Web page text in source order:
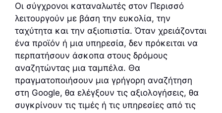
Οι σύγχρονοι καταναλωτές στον Περισσό
λειτουργούν με βάση την ευκολία, την
ταχύτητα και την αξιοπιστία. Όταν χρειάζονται
ένα προϊόν ή μια υπηρεσία, δεν πρόκειται να
περπατήσουν άσκοπα στους δρόμους
αναζητώντας μια ταμπέλα. Θα
πραγματοποιήσουν μια γρήγορη αναζήτηση
στη Google, θα ελέγξουν τις αξιολογήσεις, θα
συγκρίνουν τις τιμές ή τις υπηρεσίες από τις